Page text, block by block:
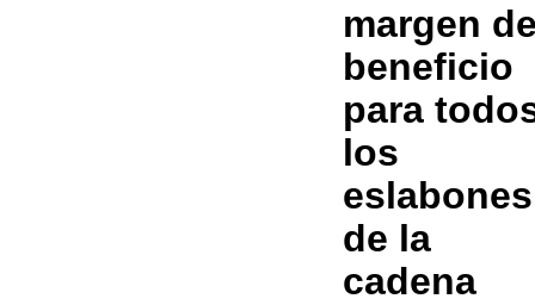
margen
beneficio
para
los
eslabones
de la
cadena